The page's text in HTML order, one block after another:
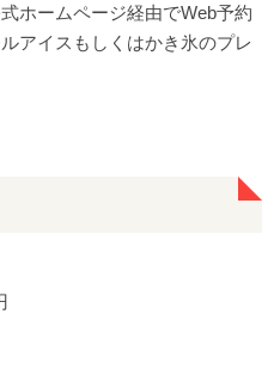
ホームページ経由でWeb予約
アイスもしくはかき氷のプレ